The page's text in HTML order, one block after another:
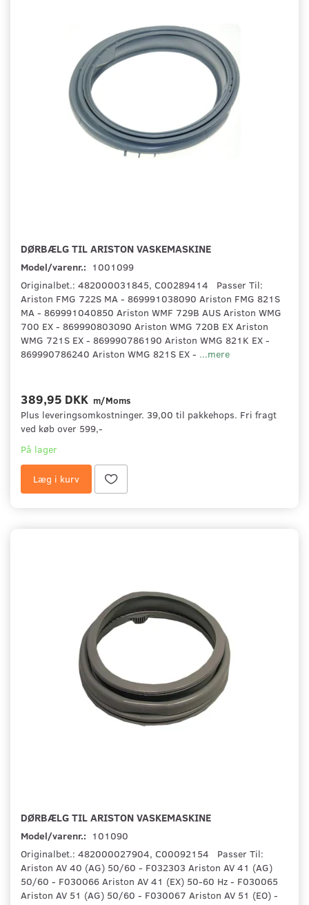
DØRBÆLG TIL ARISTON VASKEMASKINE
Model/varenr.: 1001099
Originalbet.: 482000031845, C00289414 Passer Til:
Ariston FMG 722S MA - 869991038090 Ariston FMG 821S
MA - 869991040850 Ariston WMF 729B AUS Ariston WMG
700 EX - 869990803090 Ariston WMG 720B EX Ariston
WMG 721S EX - 869990786190 Ariston WMG 821K EX -
869990786240 Ariston WMG 821S EX - ...mere
389,95 DKK m/Moms
Plus leveringsomkostninger. 39,00 til pakkehops. Fri fragt
ved køb over 599,-
På lager
Læg i kurv
DØRBÆLG TIL ARISTON VASKEMASKINE
Model/varenr.: 101090
Originalbet.: 482000027904, C00092154 Passer Til:
Ariston AV 40 (AG) 50/60 - F032303 Ariston AV 41 (AG)
50/60 - F030066 Ariston AV 41 (EX) 50-60 Hz - F030065
Ariston AV 51 (AG) 50/60 - F030067 Ariston AV 51 (EO) -